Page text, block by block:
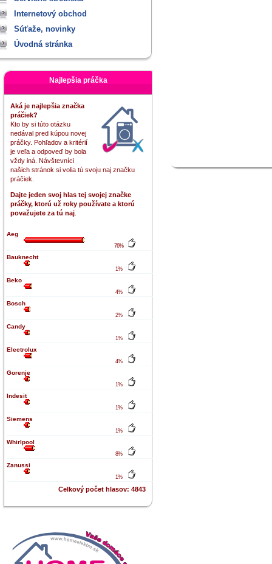
Internetový obchod
Súťaže, novinky
Úvodná stránka
Najlepšia práčka
Aká je najlepšia značka
práčiek?
Kto by si túto otázku
nedával pred kúpou novej
práčky. Pohľadov a kritérií
je veľa a odpoveď by bola
vždy iná. Návštevníci
našich stránok si volia tú svoju naj značku
práčiek.
Dajte jeden svoj hlas tej svojej značke
práčky, ktorú už roky používate a ktorú
považujete za tú naj
Aeg
76%
Bauknecht
1%
Beko
4%
Bosch
2%
Candy
1%
Electrolux
4%
Gorenje
1%
Indesit
1%
Siemens
1%
Whirlpool
8%
Zanussi
1%
Celkový počet hlasov: 4843